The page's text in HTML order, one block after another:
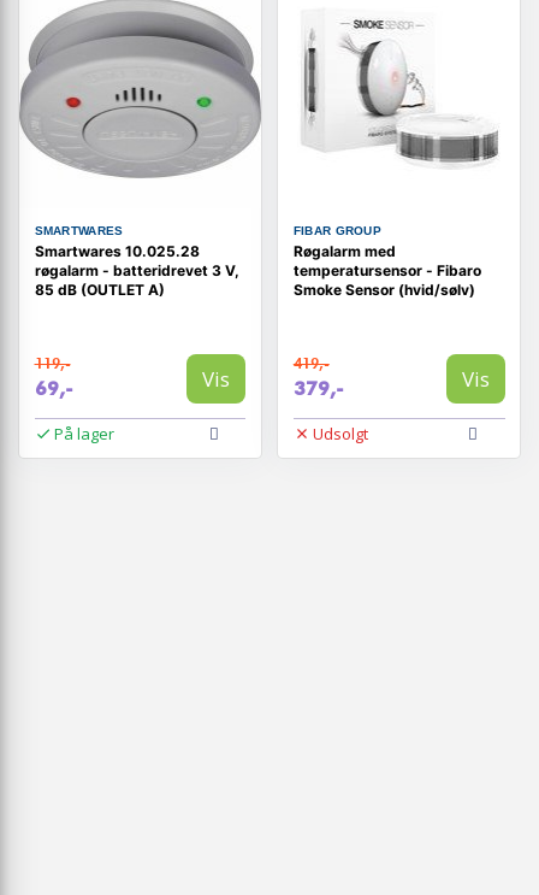
SMARTWARES
Smartwares 10.025.28
røgalarm - batteridrevet 3 V,
85 dB (OUTLET A)
119,-
69,- Vis
På lager
FIBAR GROUP
Røgalarm med
temperatursensor - Fibaro
Smoke Sensor (hvid/sølv)
419,-
379,- Vis
Udsolgt